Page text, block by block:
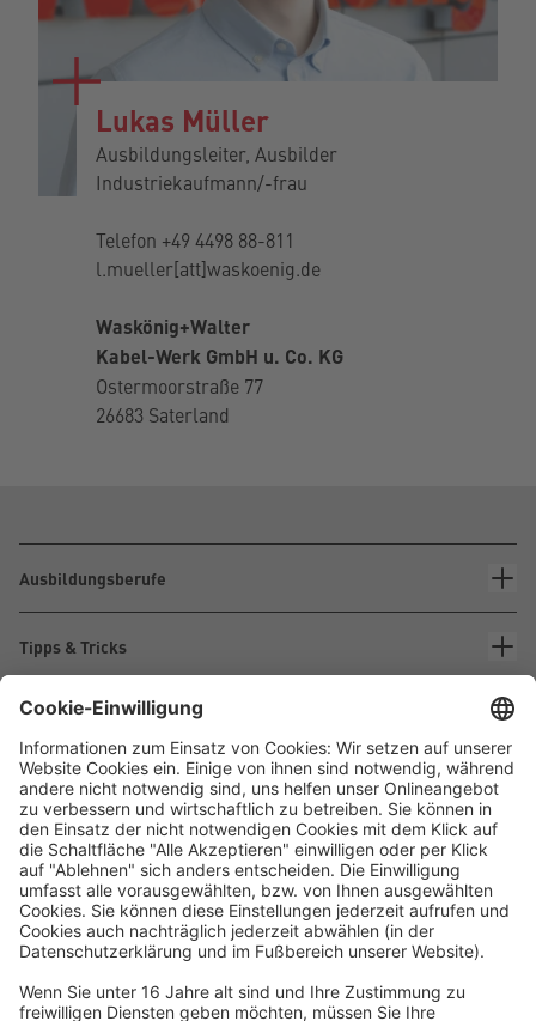
Lukas Müller
Ausbildungsleiter, Ausbilder
Industriekaufmann/-frau
Telefon +49 4498 88-811
l.mueller[att]waskoenig.de
Waskönig+Walter
Kabel-Werk GmbH u. Co. KG
Ostermoorstraße 77
26683 Saterland
Ausbildungsberufe
Tipps & Tricks
Über Waskönig+Walter
Waskönig+Walter
Kabel-Werk GmbH u. Co. KG
Ostermoorstraße 77
Telefon +49 4498 88-0